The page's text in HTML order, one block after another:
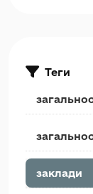
Теги
заклади